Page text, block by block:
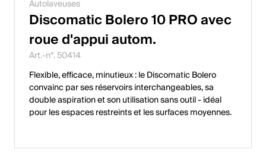
Autolaveuses
Discomatic Bolero 10 PRO avec
roue d'appui autom.
Art.-n°. 50414
Flexible, efficace, minutieux : le Discomatic Bolero
convainc par ses réservoirs interchangeables, sa
double aspiration et son utilisation sans outil - idéal
pour les espaces restreints et les surfaces moyennes.